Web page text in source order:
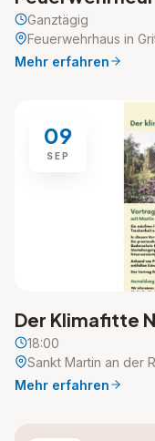
Ganztägig
Feuerwehrhaus in
Mehr erfahren
09
SEP
Der Klimafitte
18:00
Sankt Martin an der
Mehr erfahren